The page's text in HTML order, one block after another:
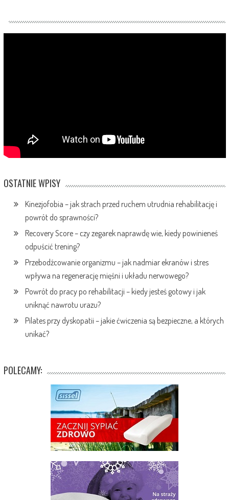
OSTATNIE WPISY
Kinezjofobia – jak strach przed ruchem utrudnia rehabilitację i
powrót do sprawności?
Recovery Score – czy zegarek naprawdę wie, kiedy powinieneś
odpuścić trening?
Przebodźcowanie organizmu – jak nadmiar ekranów i stres
wpływa na regenerację mięśni i układu nerwowego?
Powrót do pracy po rehabilitacji – kiedy jesteś gotowy i jak
uniknąć nawrotu urazu?
Pilates przy dyskopatii – jakie ćwiczenia są bezpieczne, a których
unikać?
POLECAMY: